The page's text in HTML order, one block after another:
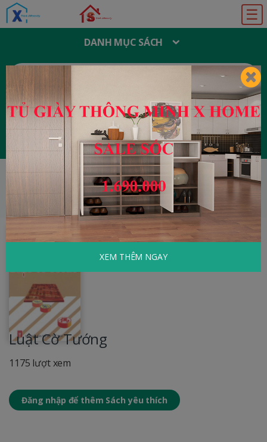
☰
DANH MỤC SÁCH
T
M
I
M
Đăng ký Đăng nhập
HOME Thể Thao - Nghệ Thuật
Luật Cờ
Tướng
Luật Cờ Tướng
1175 lượt xem
Đăng nhập để thêm Sách yêu thích
XEM THÊM NGAY